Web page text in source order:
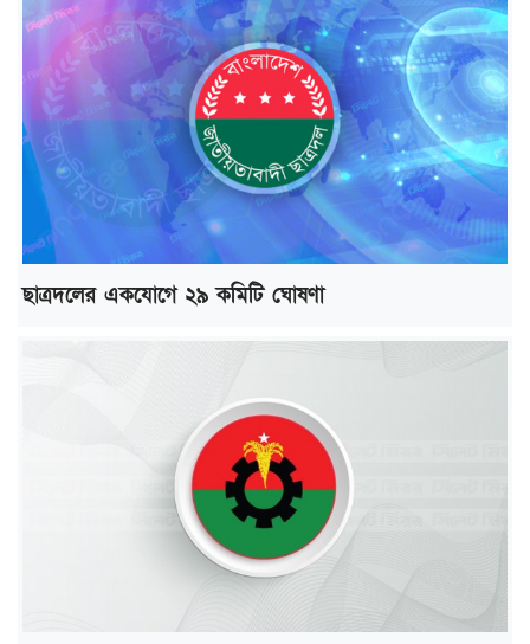
ছাত্রদলের একযোগে ২৯ কমিটি ঘোষণা